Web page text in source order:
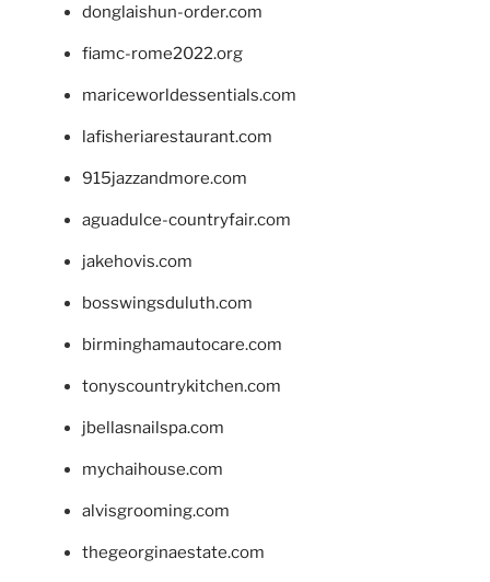
donglaishun-order.com
fiamc-rome2022.org
mariceworldessentials.com
lafisheriarestaurant.com
915jazzandmore.com
aguadulce-countryfair.com
jakehovis.com
bosswingsduluth.com
birminghamautocare.com
tonyscountrykitchen.com
jbellasnailspa.com
mychaihouse.com
alvisgrooming.com
thegeorginaestate.com